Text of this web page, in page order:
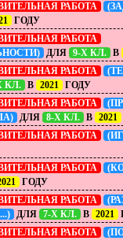
РАБОТА
ГОДУ
РАБОТА
ДЛЯ 9-Х КЛ. В
РАБОТА
КЛ. В 2021 ГОДУ
РАБОТА
ДЛЯ 8-Х КЛ. В 2021
РАБОТА
РАБОТА
ГОДУ
РАБОТА
ДЛЯ 7-Х КЛ. В 2021
РАБОТА